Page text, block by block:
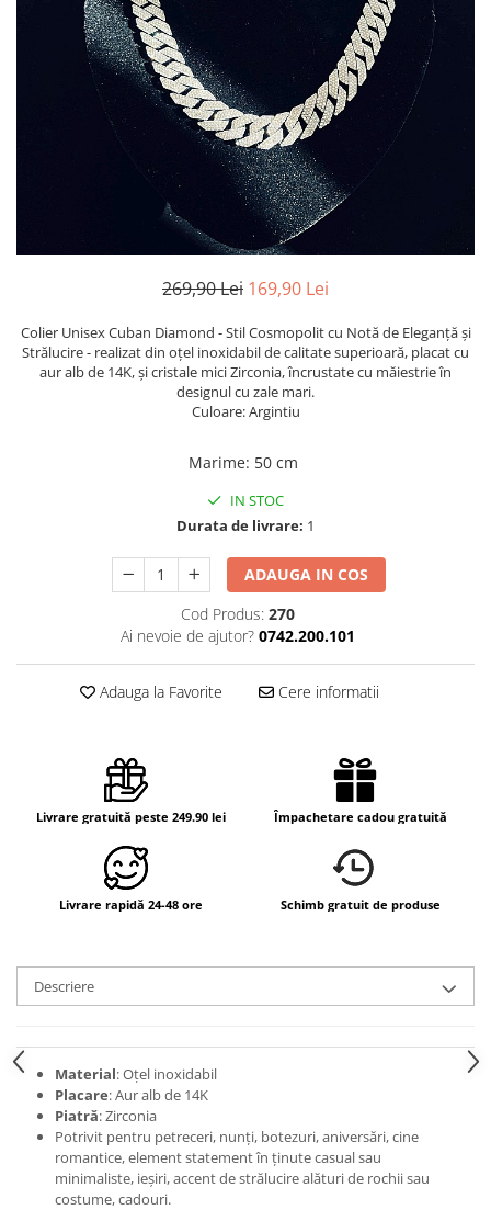
269,90 Lei 169,90 Lei
Colier Unisex Cuban Diamond - Stil Cosmopolit cu Notă de Eleganță și
Strălucire - realizat din oțel inoxidabil de calitate superioară, placat cu
aur alb de 14K, și cristale mici Zirconia, încrustate cu măiestrie în
designul cu zale mari.
Culoare: Argintiu
Marime: 50 cm
IN STOC
Durata de livrare: 1
ADAUGA IN COS
Cod Produs: 270
Ai nevoie de ajutor? 0742.200.101
Adauga la Favorite Cere informatii
Livrare gratuită peste 249.90 lei Împachetare cadou gratuită
Livrare rapidă 24-48 ore Schimb gratuit de produse
Descriere
Material: Oțel inoxidabil
Placare: Aur alb de 14K
Piatră: Zirconia
Potrivit pentru petreceri, nunți, botezuri, aniversări, cine
romantice, element statement în ținute casual sau
minimaliste, ieșiri, accent de strălucire alături de rochii sau
costume, cadouri.